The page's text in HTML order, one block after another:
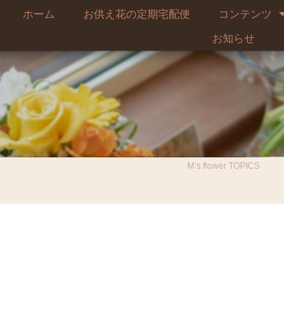
ホーム お供え花の定期宅配便 コンテンツ
お知らせ
M’s flower TOPICS